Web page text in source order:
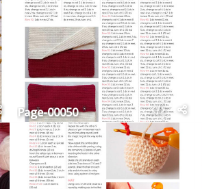
Page-00050